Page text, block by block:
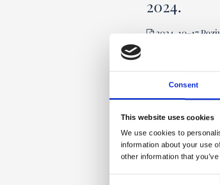
Consent
This website uses cookies
We use cookies to
information about your use
other information that
2024.
2024-10-17
Obrazac
2023.
2023-10-30
2022.